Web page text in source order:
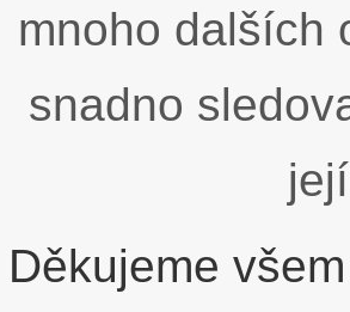
mnoho dalších
snadno
Děkujeme